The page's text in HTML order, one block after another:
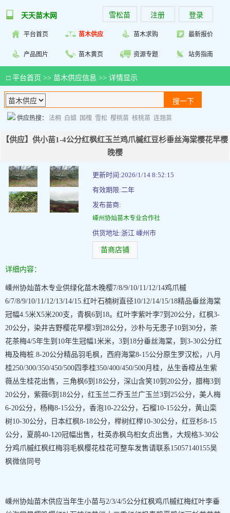
天天苗木网 雪松苗 注册 登录
平台首页 苗木供应 苗木求购 最新报价
产品图片 苗木黄页 资源专题 站务指南
□ 平台首页 >> 苗木供应信息 >> 详情显示
供应热搜： 法桐 白蜡 国槐 雪松 樱桃苗 核桃苗 连翘苗
【供应】供小苗1-4公分红枫红玉兰鸡爪槭红豆杉垂丝海棠樱花早樱
晚樱
更新时间:2026/1/14 8:52:15
有效期限:二年
发布苗商:
嵊州协灿苗木专业合作社
供货地址:浙江 嵊州市
苗商店铺
详细内容：
嵊州协灿苗木专业供绿化苗木晚樱7/8/9/10/11/12/14鸡爪槭
6/7/8/9/10/11/12/13/14/15.红叶石楠树直径10/12/14/15/18精品垂丝海棠
冠幅4.5米X5米200支，青枫6到18。红叶李紫叶李7到20公分，红枫3-
20公分，染井吉野樱花早樱3到28公分，沙朴与无患子10到30分，茶
花茶梅4/5年生到10年生冠幅1米米，3到18分垂丝海棠，到3-30公分红
梅及梅桩.8-20公分精品羽毛枫，西府海棠8-15公分原生罗汉松，八月
桂250/300/350/450/500四季桂350/400/450/500月桂，丛生香樟丛生紫
薇丛生桂花出售，三角枫6到18公分，深山含笑10到20公分，腊梅3到
20公分，紫薇6到18公分，红玉兰二乔玉兰广玉兰3到25公分，美人梅
6-20公分，杨梅8-15公分，香泡10-22公分，石榴10-15公分，黄山栾
树10-30公分，日本红枫8-18公分，榉树红榉10-30公分，红豆杉8-15
公分，夏鹃40-120冠幅出售，杜英赤枫乌桕女贞出售，大规格3-30公
分鸡爪槭红枫红梅羽毛枫樱花桂花可整车发售请联系15057140155吴
枫微信同号
嵊州协灿苗木供应当年生小苗与2/3/4/5公分红枫鸡爪槭红梅红叶李垂